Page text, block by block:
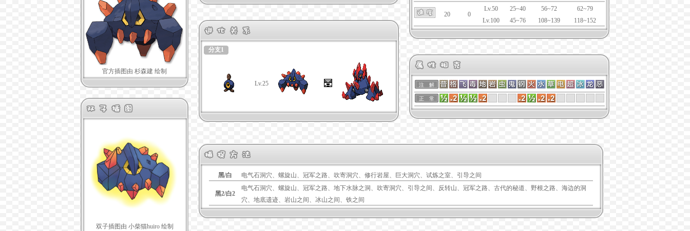
官方插图由 杉森建 绘制
双子插图由 小柴猫huiro 绘制
分支1
Lv.25
20 0
Lv.50
Lv.100
25~40
45~76
56~72
108~139
62~79
118~152
注 解
正 常
黑/白 电气石洞穴、螺旋山、冠军之路、吹寄洞穴、修行岩屋、巨大洞穴、试炼之室、引导之间
黑2/白2
电气石洞穴、螺旋山、冠军之路、地下水脉之洞、吹寄洞穴、引导之间、反转山、冠军之路、古代的秘道、野根之路、海边的洞
穴、地底遗迹、岩山之间、冰山之间、铁之间